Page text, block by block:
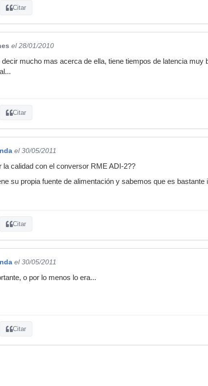
Citar
el 28/01/2010
mucho mas acerca de ella, tiene tiempos de latencia
Citar
el 30/05/2011
calidad con el conversor RME ADI-2??
su propia fuente de alimentación y sabemos que es bastante
Citar
el 30/05/2011
o por lo menos lo era...
Citar